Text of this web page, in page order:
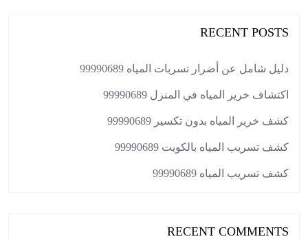
RECENT POSTS
دليل شامل عن أضرار تسربات المياه 99990689
اكتشاف خرير المياه في المنزل 99990689
كشف خرير المياه بدون تكسير 99990689
كشف تسريب المياه بالكويت 99990689
كشف تسريب المياه 99990689
RECENT COMMENTS